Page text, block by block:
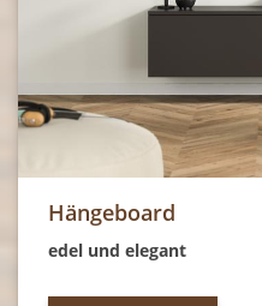
Hängeboard
edel und elegant